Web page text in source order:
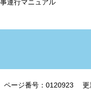
運行マニュアル
ページ番号：0120923 更